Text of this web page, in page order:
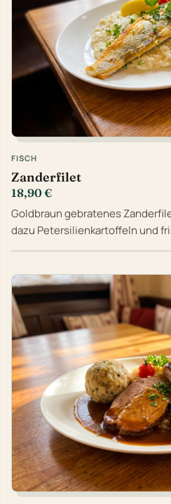
FISCH
Zanderfilet
18,90 €
Goldbraun gebratenes
dazu Petersilienkartoffeln und